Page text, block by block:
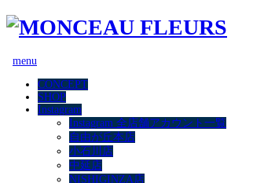
menu
CONCEPT
SHOP
Instagram
Instagram 全店舗アカウント一覧
自由が丘本店
小石川店
中延店
NISHIGINZA店